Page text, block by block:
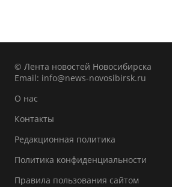
© Лента новостей Новосибирска
Email: info@news-novosibirsk.ru
О нас
Контакты
Редакционная политика
Политика конфиденциальности
Правила пользования сайтом